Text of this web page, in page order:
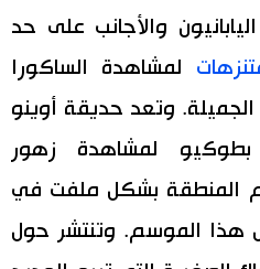
والأجانب على حد
لمشاهدة الساكورا
الجميلة. وتعد حديقة أوينو
لمشاهدة زهور
المنطقة بشكل ملفت في
هذا الموسم. وتنتشر حول